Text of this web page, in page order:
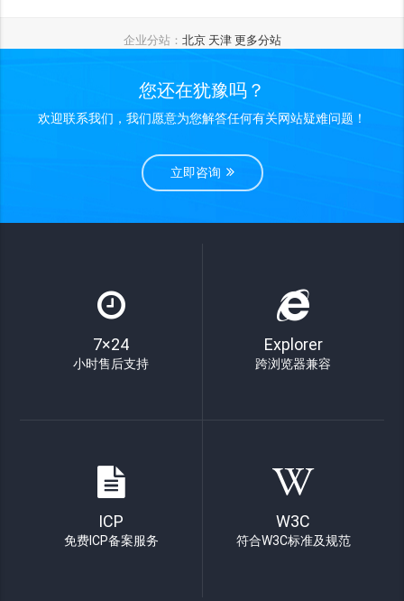
企业分站： 北京 天津 更多分站
您还在犹豫吗？
欢迎联系我们，我们愿意为您解答任何有关网站疑难问题！
立即咨询
7×24
小时售后支持
Explorer
跨浏览器兼容
ICP
免费ICP备案服务
W3C
符合W3C标准及规范